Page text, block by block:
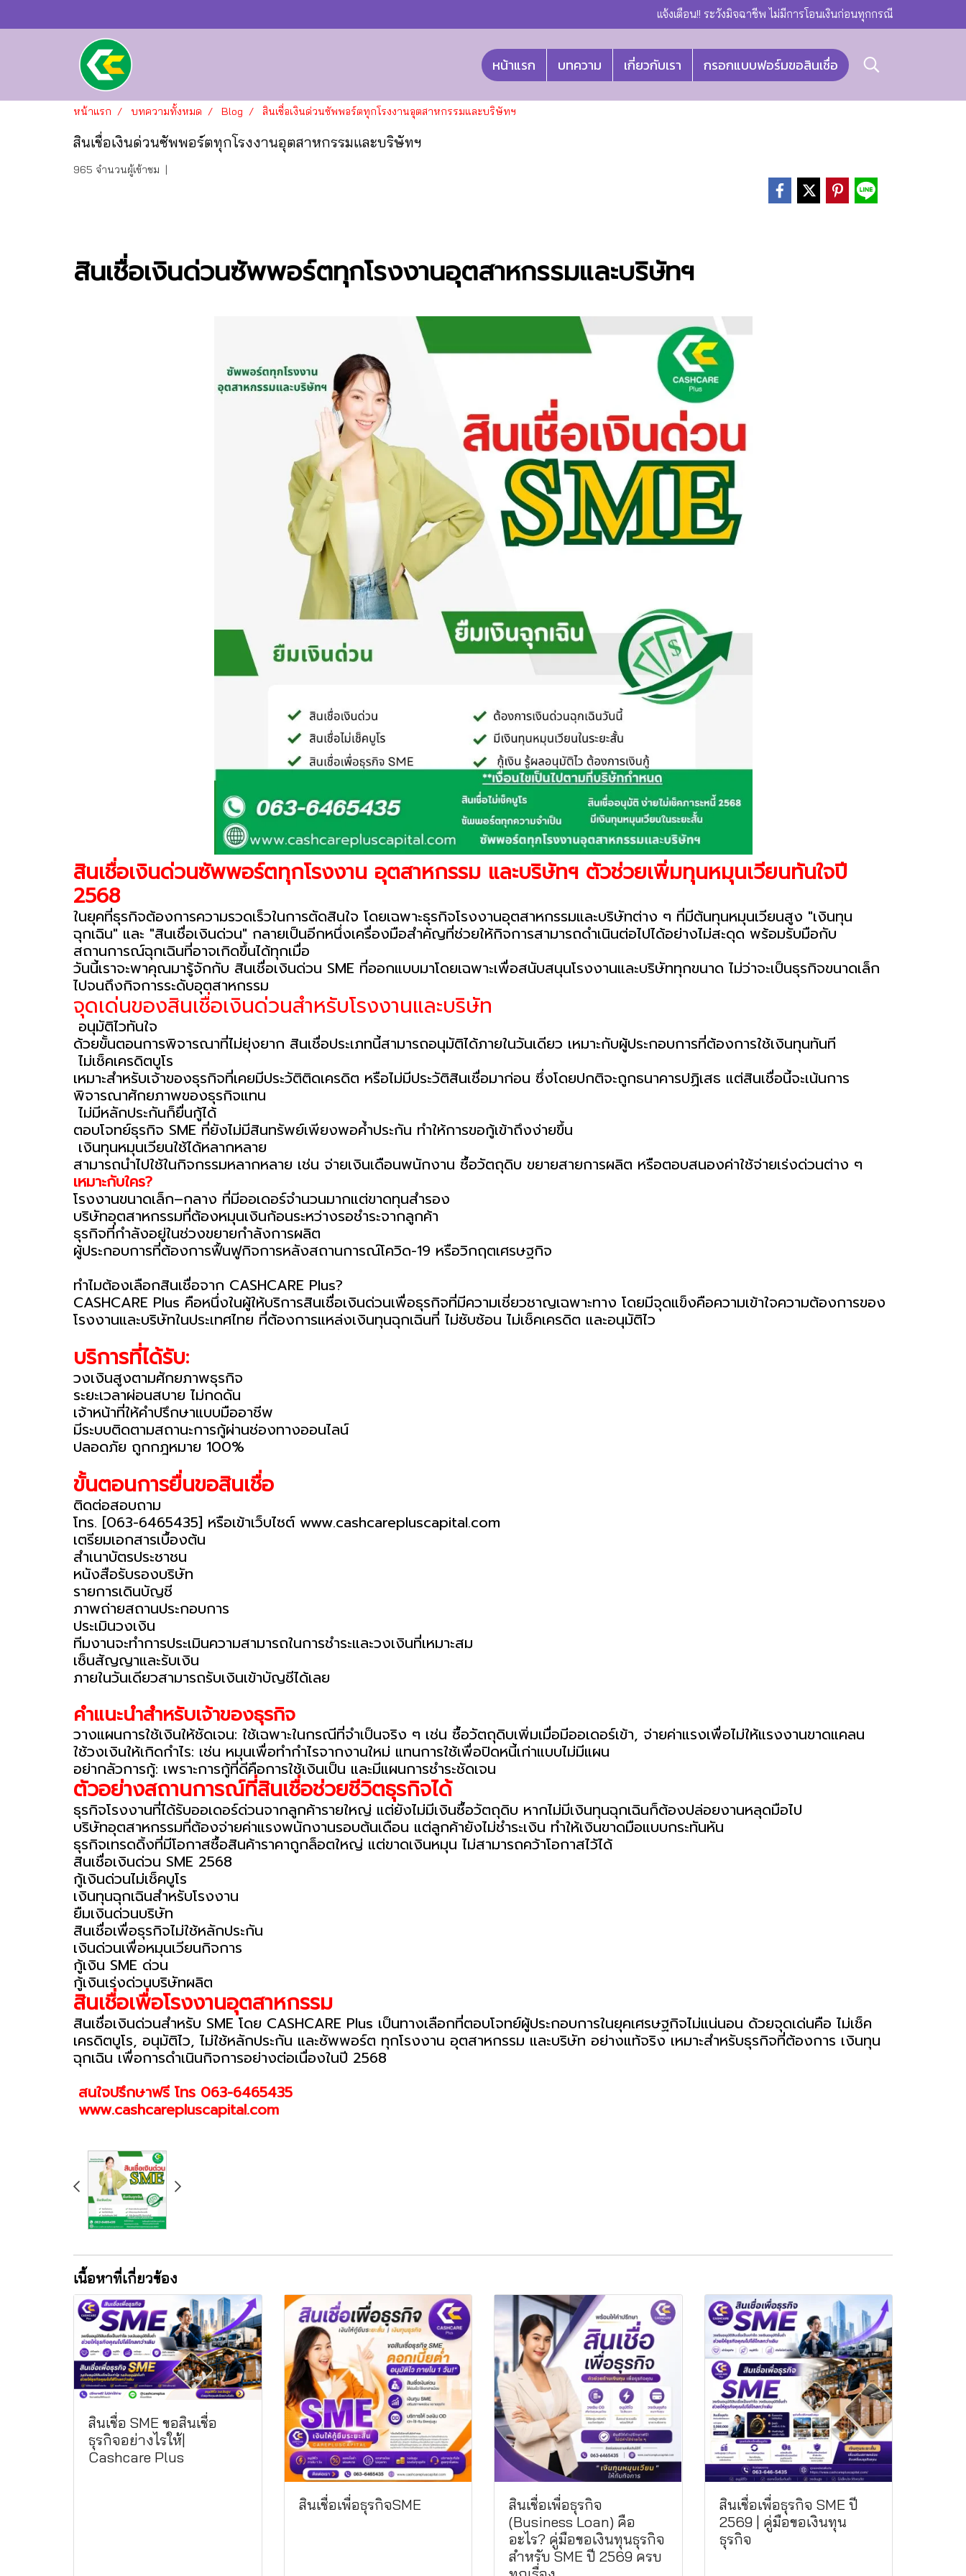
แจ้งเตือน!! ระวังมิจฉาชีพ ไม่มีการโอนเงินก่อนทุกกรณี
หน้าแรก บทความ เกี่ยวกับเรา กรอกแบบฟอร์มขอสินเชื่อ
หน้าแรก บทความทั้งหมด Blog สินเชื่อเงินด่วนซัพพอร์ตทุกโรงงานอุตสาหกรรมและบริษัทฯ
สินเชื่อเงินด่วนซัพพอร์ตทุกโรงงานอุตสาหกรรมและบริษัทฯ
965 จำนวนผู้เข้าชม |
สินเชื่อเงินด่วนซัพพอร์ตทุกโรงงานอุตสาหกรรมและบริษัทฯ
สินเชื่อเงินด่วนซัพพอร์ตทุกโรงงาน อุตสาหกรรม และบริษัทฯ ตัวช่วยเพิ่มทุนหมุนเวียนทันใจปี
2568
ในยุคที่ธุรกิจต้องการความรวดเร็วในการตัดสินใจ โดยเฉพาะธุรกิจโรงงานอุตสาหกรรมและบริษัทต่าง ๆ ที่มีต้นทุนหมุนเวียนสูง "เงินทุน
ฉุกเฉิน" และ "สินเชื่อเงินด่วน" กลายเป็นอีกหนึ่งเครื่องมือสำคัญที่ช่วยให้กิจการสามารถดำเนินต่อไปได้อย่างไม่สะดุด พร้อมรับมือกับ
สถานการณ์ฉุกเฉินที่อาจเกิดขึ้นได้ทุกเมื่อ
วันนี้เราจะพาคุณมารู้จักกับ สินเชื่อเงินด่วน SME ที่ออกแบบมาโดยเฉพาะเพื่อสนับสนุนโรงงานและบริษัททุกขนาด ไม่ว่าจะเป็นธุรกิจขนาดเล็ก
ไปจนถึงกิจการระดับอุตสาหกรรม
จุดเด่นของสินเชื่อเงินด่วนสำหรับโรงงานและบริษัท
อนุมัติไวทันใจ
ด้วยขั้นตอนการพิจารณาที่ไม่ยุ่งยาก สินเชื่อประเภทนี้สามารถอนุมัติได้ภายในวันเดียว เหมาะกับผู้ประกอบการที่ต้องการใช้เงินทุนทันที
ไม่เช็คเครดิตบูโร
เหมาะสำหรับเจ้าของธุรกิจที่เคยมีประวัติติดเครดิต หรือไม่มีประวัติสินเชื่อมาก่อน ซึ่งโดยปกติจะถูกธนาคารปฏิเสธ แต่สินเชื่อนี้จะเน้นการ
พิจารณาศักยภาพของธุรกิจแทน
ไม่มีหลักประกันก็ยื่นกู้ได้
ตอบโจทย์ธุรกิจ SME ที่ยังไม่มีสินทรัพย์เพียงพอค้ำประกัน ทำให้การขอกู้เข้าถึงง่ายขึ้น
เงินทุนหมุนเวียนใช้ได้หลากหลาย
สามารถนำไปใช้ในกิจกรรมหลากหลาย เช่น จ่ายเงินเดือนพนักงาน ซื้อวัตถุดิบ ขยายสายการผลิต หรือตอบสนองค่าใช้จ่ายเร่งด่วนต่าง ๆ
เหมาะกับใคร?
โรงงานขนาดเล็ก–กลาง ที่มีออเดอร์จำนวนมากแต่ขาดทุนสำรอง
บริษัทอุตสาหกรรมที่ต้องหมุนเงินก้อนระหว่างรอชำระจากลูกค้า
ธุรกิจที่กำลังอยู่ในช่วงขยายกำลังการผลิต
ผู้ประกอบการที่ต้องการฟื้นฟูกิจการหลังสถานการณ์โควิด-19 หรือวิกฤตเศรษฐกิจ
ทำไมต้องเลือกสินเชื่อจาก CASHCARE Plus?
CASHCARE Plus คือหนึ่งในผู้ให้บริการสินเชื่อเงินด่วนเพื่อธุรกิจที่มีความเชี่ยวชาญเฉพาะทาง โดยมีจุดแข็งคือความเข้าใจความต้องการของ
โรงงานและบริษัทในประเทศไทย ที่ต้องการแหล่งเงินทุนฉุกเฉินที่ ไม่ซับซ้อน ไม่เช็คเครดิต และอนุมัติไว
บริการที่ได้รับ:
วงเงินสูงตามศักยภาพธุรกิจ
ระยะเวลาผ่อนสบาย ไม่กดดัน
เจ้าหน้าที่ให้คำปรึกษาแบบมืออาชีพ
มีระบบติดตามสถานะการกู้ผ่านช่องทางออนไลน์
ปลอดภัย ถูกกฎหมาย 100%
ขั้นตอนการยื่นขอสินเชื่อ
ติดต่อสอบถาม
โทร. [063-6465435] หรือเข้าเว็บไซต์ www.cashcarepluscapital.com
เตรียมเอกสารเบื้องต้น
สำเนาบัตรประชาชน
หนังสือรับรองบริษัท
รายการเดินบัญชี
ภาพถ่ายสถานประกอบการ
ประเมินวงเงิน
ทีมงานจะทำการประเมินความสามารถในการชำระและวงเงินที่เหมาะสม
เซ็นสัญญาและรับเงิน
ภายในวันเดียวสามารถรับเงินเข้าบัญชีได้เลย
คำแนะนำสำหรับเจ้าของธุรกิจ
วางแผนการใช้เงินให้ชัดเจน: ใช้เฉพาะในกรณีที่จำเป็นจริง ๆ เช่น ซื้อวัตถุดิบเพิ่มเมื่อมีออเดอร์เข้า, จ่ายค่าแรงเพื่อไม่ให้แรงงานขาดแคลน
ใช้วงเงินให้เกิดกำไร: เช่น หมุนเพื่อทำกำไรจากงานใหม่ แทนการใช้เพื่อปิดหนี้เก่าแบบไม่มีแผน
อย่ากลัวการกู้: เพราะการกู้ที่ดีคือการใช้เงินเป็น และมีแผนการชำระชัดเจน
ตัวอย่างสถานการณ์ที่สินเชื่อช่วยชีวิตธุรกิจได้
ธุรกิจโรงงานที่ได้รับออเดอร์ด่วนจากลูกค้ารายใหญ่ แต่ยังไม่มีเงินซื้อวัตถุดิบ หากไม่มีเงินทุนฉุกเฉินก็ต้องปล่อยงานหลุดมือไป
บริษัทอุตสาหกรรมที่ต้องจ่ายค่าแรงพนักงานรอบต้นเดือน แต่ลูกค้ายังไม่ชำระเงิน ทำให้เงินขาดมือแบบกระทันหัน
ธุรกิจเทรดดิ้งที่มีโอกาสซื้อสินค้าราคาถูกล็อตใหญ่ แต่ขาดเงินหมุน ไม่สามารถคว้าโอกาสไว้ได้
สินเชื่อเงินด่วน SME 2568
กู้เงินด่วนไม่เช็คบูโร
เงินทุนฉุกเฉินสำหรับโรงงาน
ยืมเงินด่วนบริษัท
สินเชื่อเพื่อธุรกิจไม่ใช้หลักประกัน
เงินด่วนเพื่อหมุนเวียนกิจการ
กู้เงิน SME ด่วน
กู้เงินเร่งด่วนบริษัทผลิต
สินเชื่อเพื่อโรงงานอุตสาหกรรม
สินเชื่อเงินด่วนสำหรับ SME โดย CASHCARE Plus เป็นทางเลือกที่ตอบโจทย์ผู้ประกอบการในยุคเศรษฐกิจไม่แน่นอน ด้วยจุดเด่นคือ ไม่เช็ค
เครดิตบูโร, อนุมัติไว, ไม่ใช้หลักประกัน และซัพพอร์ต ทุกโรงงาน อุตสาหกรรม และบริษัท อย่างแท้จริง เหมาะสำหรับธุรกิจที่ต้องการ เงินทุน
ฉุกเฉิน เพื่อการดำเนินกิจการอย่างต่อเนื่องในปี 2568
สนใจปรึกษาฟรี โทร 063-6465435
www.cashcarepluscapital.com
เนื้อหาที่เกี่ยวข้อง
สินเชื่อ SME ขอสินเชื่อ
ธุรกิจอย่างไรให้|
Cashcare Plus
สินเชื่อเพื่อธุรกิจSME
สินเชื่อเพื่อธุรกิจ
(Business Loan) คือ
อะไร? คู่มือขอเงินทุนธุรกิจ
สำหรับ SME ปี 2569 ครบ
สินเชื่อเพื่อธุรกิจ SME ปี
2569 | คู่มือขอเงินทุน
ธุรกิจ